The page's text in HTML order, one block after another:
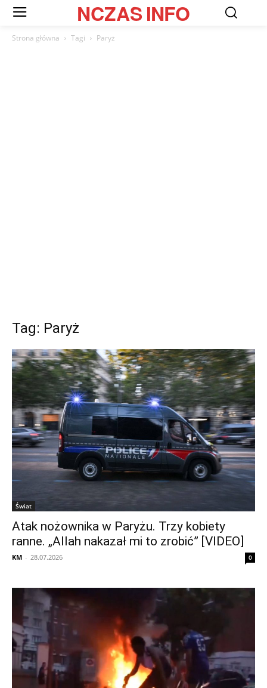
NCZASINFO
Strona główna Tagi Paryż
Tag: Paryż
Świat
Atak nożownika w Paryżu. Trzy kobiety
ranne. „Allah nakazał mi to zrobić” [VIDEO]
KM - 28.07.2026 0